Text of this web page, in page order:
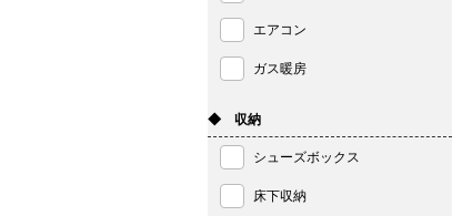
エアコン
ガス暖房
◆ 収納
シューズボックス
床下収納